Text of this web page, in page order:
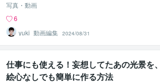
写真・動画
6
yuki_動画編集 2024/08/31
仕事にも使える！妄想してたあの光景を、
絵心なしでも簡単に作る方法